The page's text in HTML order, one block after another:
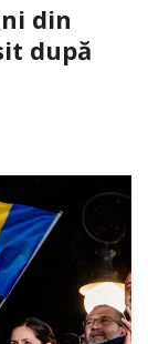
din
după